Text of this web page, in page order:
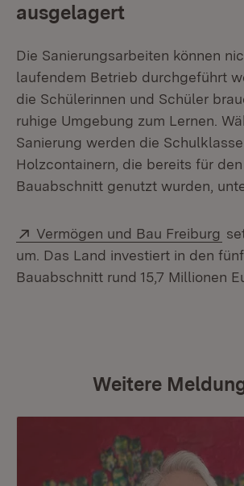
ausgelagert
Die Sanierungsarbeiten können
laufendem Betrieb durchgeführt
die Schülerinnen und Schüler
ruhige Umgebung zum Lernen.
Sanierung werden die
Holzcontainern, die bereits für
Bauabschnitt genutzt wurden,
Extern:
Vermögen und Bau Freiburg
um. Das Land investiert in den
Bauabschnitt rund 15,7 Millionen
Weitere